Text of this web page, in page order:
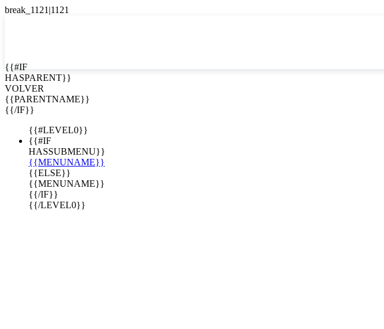
{{#IF
HASPARENT}}
VOLVER
{{PARENTNAME}}
{{/IF}}
{{#LEVEL0}}
{{#IF
HASSUBMENU}}
{{MENUNAME}}
{{ELSE}}
{{MENUNAME}}
{{/IF}}
{{/LEVEL0}}